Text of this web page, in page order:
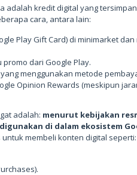
adalah kredit digital yang
cara, antara lain:
Play Gift Card) di minimarket
dari Google Play.
menggunakan metode
Opinion Rewards (meskipun
adalah: menurut kebijakan
di dalam ekosistem
membeli konten digital seperti: